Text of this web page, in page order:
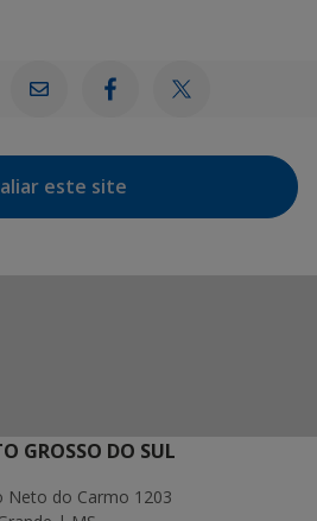
este site
GROSSO DO SUL
Neto do Carmo 1203